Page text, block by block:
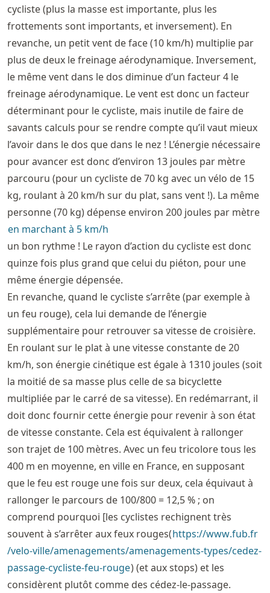
cycliste (plus la masse est importante, plus les
frottements sont importants, et inversement). En
revanche, un petit vent de face (10 km/h) multiplie par
plus de deux le freinage aérodynamique. Inversement,
le même vent dans le dos diminue d’un facteur 4 le
freinage aérodynamique. Le vent est donc un facteur
déterminant pour le cycliste, mais inutile de faire de
savants calculs pour se rendre compte qu’il vaut mieux
l’avoir dans le dos que dans le nez ! L’énergie nécessaire
pour avancer est donc d’environ 13 joules par mètre
parcouru (pour un cycliste de 70 kg avec un vélo de 15
kg, roulant à 20 km/h sur du plat, sans vent !). La même
personne (70 kg) dépense environ 200 joules par mètre
en marchant à 5 km/h
un bon rythme ! Le rayon d’action du cycliste est donc
quinze fois plus grand que celui du piéton, pour une
même énergie dépensée.
En revanche, quand le cycliste s’arrête (par exemple à
un feu rouge), cela lui demande de l’énergie
supplémentaire pour retrouver sa vitesse de croisière.
En roulant sur le plat à une vitesse constante de 20
km/h, son énergie cinétique est égale à 1310 joules (soit
la moitié de sa masse plus celle de sa bicyclette
multipliée par le carré de sa vitesse). En redémarrant, il
doit donc fournir cette énergie pour revenir à son état
de vitesse constante. Cela est équivalent à rallonger
son trajet de 100 mètres. Avec un feu tricolore tous les
400 m en moyenne, en ville en France, en supposant
que le feu est rouge une fois sur deux, cela équivaut à
rallonger le parcours de 100/800 = 12,5 % ; on
comprend pourquoi [les cyclistes rechignent très
souvent à s’arrêter aux feux rouges(https://www.fub.fr
/velo-ville/amenagements/amenagements-types/cedez-
passage-cycliste-feu-rouge) (et aux stops) et les
considèrent plutôt comme des cédez-le-passage.